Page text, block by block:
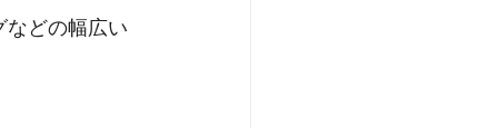
などの幅広い